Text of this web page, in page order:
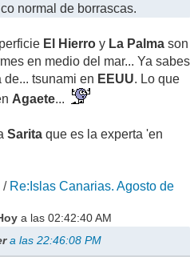
normal de borrascas.
El Hierro y La Palma son
en medio del mar... Ya sabes
de... tsunami en EEUU. Lo que
Agaete...
Sarita que es la experta 'en
/ Re:Islas Canarias. Agosto de
a las 02:42:40 AM
a las 22:46:08 PM